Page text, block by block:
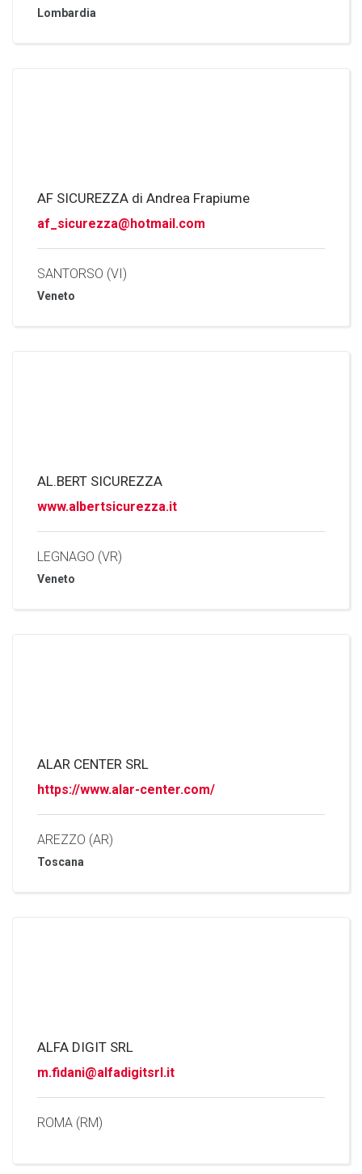
Lombardia
AF SICUREZZA di Andrea Frapiume
af_sicurezza@hotmail.com
SANTORSO (VI)
Veneto
AL.BERT SICUREZZA
www.albertsicurezza.it
LEGNAGO (VR)
Veneto
ALAR CENTER SRL
https://www.alar-center.com/
AREZZO (AR)
Toscana
ALFA DIGIT SRL
m.fidani@alfadigitsrl.it
ROMA (RM)